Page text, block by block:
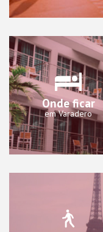
Onde ficar
em Varadero